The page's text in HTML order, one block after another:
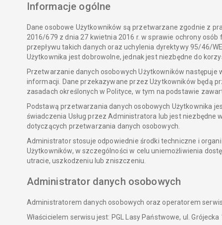
Informacje ogólne
Dane osobowe Użytkowników są przetwarzane zgodnie z
2016/679 z dnia 27 kwietnia 2016 r. w sprawie ochrony
przepływu takich danych oraz uchylenia dyrektywy 95/46/
Użytkownika jest dobrowolne, jednak jest niezbędne do
Przetwarzanie danych osobowych Użytkowników następuje
informacji. Dane przekazywane przez Użytkowników będą
zasadach określonych w Polityce, w tym na podstawie
Podstawą przetwarzania danych osobowych Użytkownika
świadczenia Usług przez Administratora lub jest
dotyczących przetwarzania danych osobowych.
Administrator stosuje odpowiednie środki techniczne i
Użytkowników, w szczególności w celu uniemożliwienia
utracie, uszkodzeniu lub zniszczeniu.
Administrator danych osobowych
Administratorem danych osobowych oraz operatorem
Właścicielem serwisu jest: PGL Lasy Państwowe, ul.